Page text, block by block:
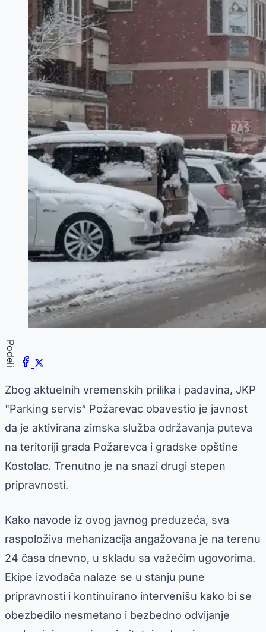
Podeli
Zbog aktuelnih vremenskih prilika i padavina, JKP
"Parking servis“ Požarevac obavestio je javnost
da je aktivirana zimska služba održavanja puteva
na teritoriji grada Požarevca i gradske opštine
Kostolac. Trenutno je na snazi drugi stepen
pripravnosti.
Kako navode iz ovog javnog preduzeća, sva
raspoloživa mehanizacija angažovana je na terenu
24 časa dnevno, u skladu sa važećim ugovorima.
Ekipe izvođača nalaze se u stanju pune
pripravnosti i kontinuirano intervenišu kako bi se
obezbedilo nesmetano i bezbedno odvijanje